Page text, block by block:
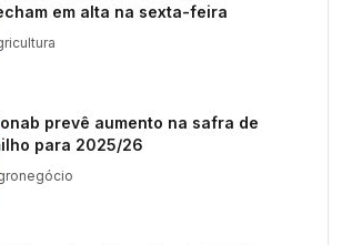
em alta na sexta-feira
prevê aumento na safra de
para 2025/26